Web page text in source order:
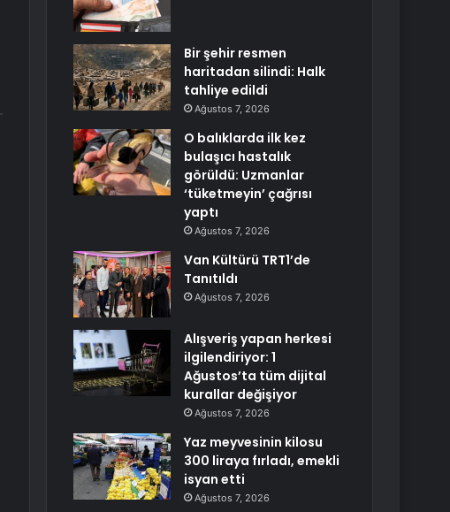
Bir şehir resmen
haritadan silindi: Halk
tahliye edildi
Ağustos 7, 2026
O balıklarda ilk kez
bulaşıcı hastalık
görüldü: Uzmanlar
‘tüketmeyin’ çağrısı
yaptı
Ağustos 7, 2026
Van Kültürü TRT1’de
Tanıtıldı
Ağustos 7, 2026
Alışveriş yapan herkesi
ilgilendiriyor: 1
Ağustos’ta tüm dijital
kurallar değişiyor
Ağustos 7, 2026
Yaz meyvesinin kilosu
300 liraya fırladı, emekli
isyan etti
Ağustos 7, 2026